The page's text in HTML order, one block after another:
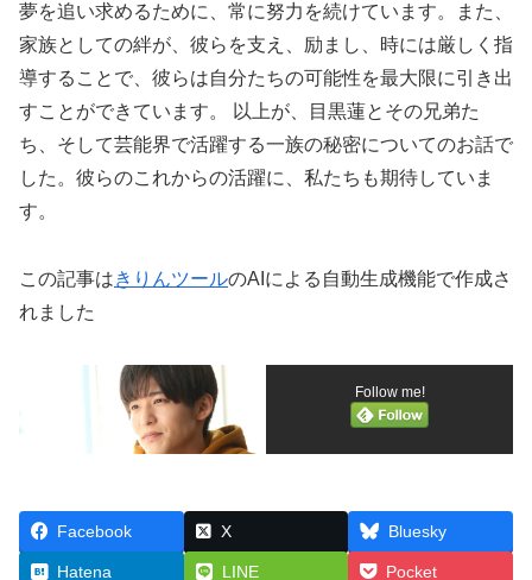
夢を追い求めるために、常に努力を続けています。また、
家族としての絆が、彼らを支え、励まし、時には厳しく指
導することで、彼らは自分たちの可能性を最大限に引き出
すことができています。 以上が、目黒蓮とその兄弟た
ち、そして芸能界で活躍する一族の秘密についてのお話で
した。彼らのこれからの活躍に、私たちも期待していま
す。
この記事はきりんツールのAIによる自動生成機能で作成さ
れました
Follow me!
Facebook X Bluesky
Hatena LINE Pocket